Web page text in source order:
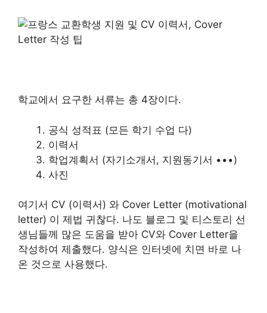
학교에서 요구한 서류는 총 4장이다.
공식 성적표 (모든 학기 수업 다)
이력서
학업계획서 (자기소개서, 지원동기서 •••)
사진
여기서 CV (이력서) 와 Cover Letter (motivational
letter) 이 제법 귀찮다. 나도 블로그 및 티스토리 선
생님들께 많은 도움을 받아 CV와 Cover Letter을
작성하여 제출했다. 양식은 인터넷에 치면 바로 나
온 것으로 사용했다.